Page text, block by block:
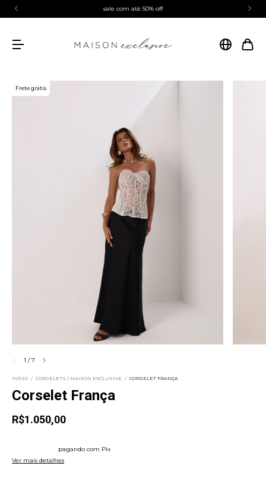
sale com até 50% off
Frete grátis
1 /7
INÍCIO / CORSELETS | MAISON EXCLUSIVE / CORSELET FRANÇA
Corselet França
R$1.050,00
pagando com Pix
Ver mais detalhes